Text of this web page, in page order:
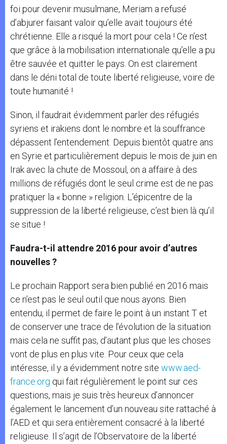
foi pour devenir musulmane, Meriam a refusé
d’abjurer faisant valoir qu’elle avait toujours été
chrétienne. Elle a risqué la mort pour cela ! Ce n’est
que grâce à la mobilisation internationale qu’elle a pu
être sauvée et quitter le pays. On est clairement
dans le déni total de toute liberté religieuse, voire de
toute humanité !
Sinon, il faudrait évidemment parler des réfugiés
syriens et irakiens dont le nombre et la souffrance
dépassent l’entendement. Depuis bientôt quatre ans
en Syrie et particulièrement depuis le mois de juin en
Irak avec la chute de Mossoul, on a affaire à des
millions de réfugiés dont le seul crime est de ne pas
pratiquer la « bonne » religion. L’épicentre de la
suppression de la liberté religieuse, c’est bien là qu’il
se situe !
Faudra-t-il attendre 2016 pour avoir d’autres
nouvelles ?
Le prochain Rapport sera bien publié en 2016 mais
ce n’est pas le seul outil que nous ayons. Bien
entendu, il permet de faire le point à un instant T et
de conserver une trace de l’évolution de la situation
mais cela ne suffit pas, d’autant plus que les choses
vont de plus en plus vite. Pour ceux que cela
intéresse, il y a évidemment notre site www.aed-
france.org qui fait régulièrement le point sur ces
questions, mais je suis très heureux d’annoncer
également le lancement d’un nouveau site rattaché à
l’AED et qui sera entièrement consacré à la liberté
religieuse. Il s’agit de l’Observatoire de la liberté